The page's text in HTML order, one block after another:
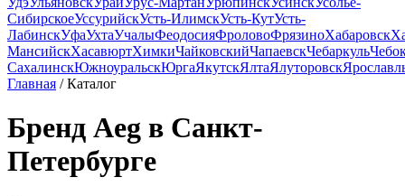
СибирскоеУссурийскУсть-ИлимскУсть-КутУсть-
ЛабинскУфаУхтаУчалыФеодосияФроловоФрязиноХабаровск
МансийскХасавюртХимкиЧайковскийЧапаевскЧебаркуль
СахалинскЮжноуральскЮргаЯкутскЯлтаЯлуторовск
Главная / Каталог
Бренд Aeg в Санкт-
Петербурге